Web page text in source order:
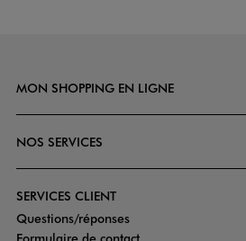
MON SHOPPING EN LIGNE
NOS SERVICES
SERVICES CLIENT
Questions/réponses